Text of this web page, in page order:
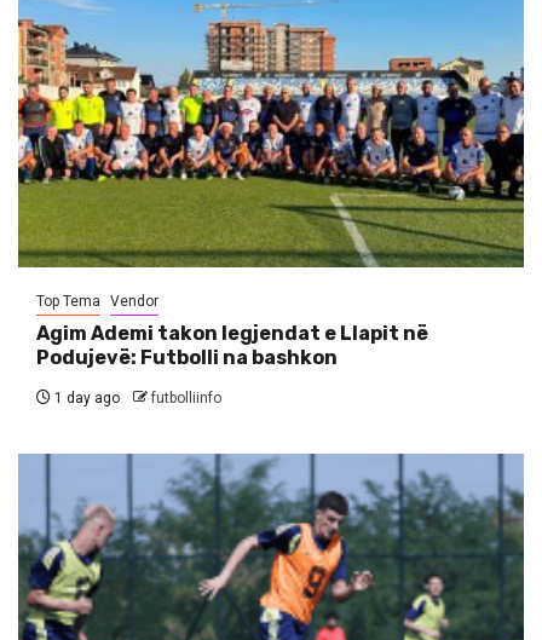
Top Tema Vendor
Agim Ademi takon legjendat e Llapit në
Podujevë: Futbolli na bashkon
1 day ago futbolliinfo